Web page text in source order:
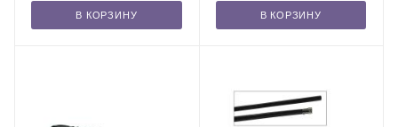
В КОРЗИНУ В КОРЗИНУ